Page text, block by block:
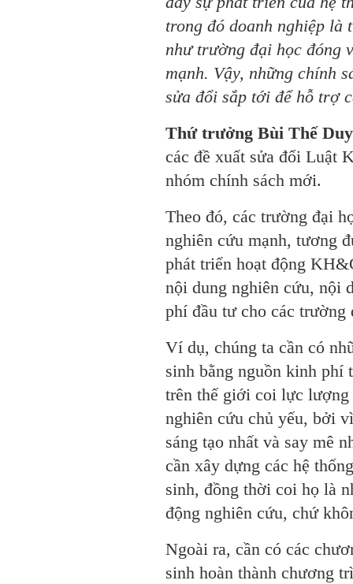
trong đó doanh nghiệp là
như trường đại học đóng
mạnh. Vậy, những chính
sửa đổi sắp tới để hỗ trợ
Thứ trưởng Bùi Thế Duy
các đề xuất sửa đổi Luật
nhóm chính sách mới.
Theo đó, các trường đại
nghiên cứu mạnh, tương
phát triển hoạt động
nội dung nghiên cứu, nội
phí đầu tư cho các trường
Ví dụ, chúng ta cần có
sinh bằng nguồn kinh
trên thế giới coi lực
nghiên cứu chủ yếu, bởi
sáng tạo nhất và say mê
cần xây dựng các hệ
sinh, đồng thời coi họ là
động nghiên cứu, chứ
Ngoài ra, cần có các
sinh hoàn thành chương